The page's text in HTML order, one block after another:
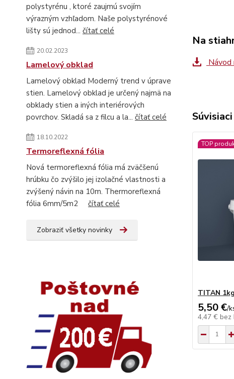
polystyrénu , ktoré zaujmú svojím
výrazným vzhľadom. Naše polystyrénové
lišty sú jednod... čítať celé
20.02.2023
Lamelový obklad
Lamelový obklad Moderný trend v úprave
stien. Lamelový obklad je určený najmä na
obklady stien a iných interiérových
povrchov. Skladá sa z filcu a la... čítať celé
18.10.2022
Termoreflexná fólia
Nová termoreflexná fólia má zväčšenú
hrúbku čo zvýšilo jej izolačné vlastnosti a
zvýšený návin na 10m. Thermoreflexná
fólia 6mm/5m2 čítať celé
Zobraziť všetky novinky
Na
Návod
TOP
TITAN 1kg
5,50 €/
4,47 € bez